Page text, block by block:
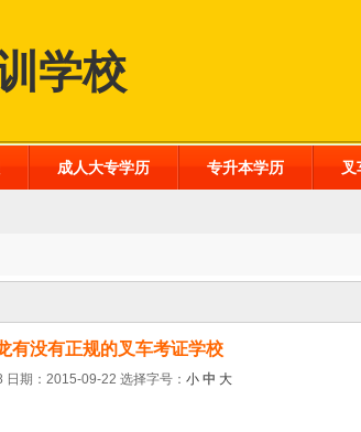
学校
成人大专学历 专升本学历 叉
有没有正规的叉车考证学校
日期：2015-09-22 选择字号： 小 中 大